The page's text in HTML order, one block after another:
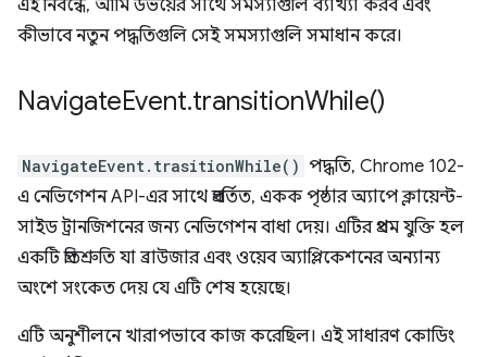
এই নিবন্ধে, আমি উভয়ের সাথে সমস্যাগুলি ব্যাখ্যা করব এবং
কীভাবে নতুন পদ্ধতিগুলি সেই সমস্যাগুলি সমাধান করে।
NavigateEvent.transitionWhile()
NavigateEvent.trasitionWhile() পদ্ধতি, Chrome 102-
এ নেভিগেশন API-এর সাথে প্রবর্তিত, একক পৃষ্ঠার অ্যাপে ক্লায়েন্ট-
সাইড ট্রানজিশনের জন্য নেভিগেশন বাধা দেয়। এটির প্রথম যুক্তি হল
একটি প্রতিশ্রুতি যা ব্রাউজার এবং ওয়েব অ্যাপ্লিকেশনের অন্যান্য
অংশে সংকেত দেয় যে এটি শেষ হয়েছে।
এটি অনুশীলনে খারাপভাবে কাজ করেছিল। এই সাধারণ কোডিং